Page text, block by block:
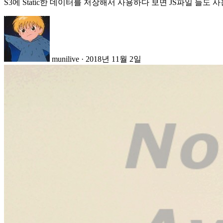
S3에 Static한 데이터를 저장해서 사용하다 보면 JS파일 들도
munilive · 2018년 11월 2일